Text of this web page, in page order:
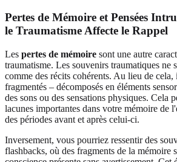
Pertes de Mémoire et Pensées
le Traumatisme Affecte le Rappel
Les pertes de mémoire sont une autre
traumatisme. Les souvenirs traumatiques ne
comme des récits cohérents. Au lieu de cela,
fragmentés – décomposés en éléments
des sons ou des sensations physiques. Cela
lacunes importantes dans votre mémoire de
des périodes avant et après celui-ci.
Inversement, vous pourriez ressentir des
flashbacks, où des fragments de la mémoire